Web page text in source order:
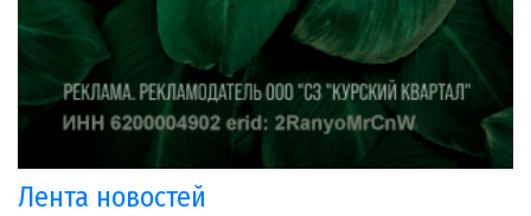
Лента новостей